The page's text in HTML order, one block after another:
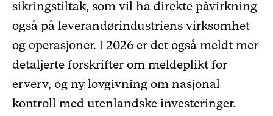
sikringstiltak, som vil ha direkte påvirkning
også på leverandørindustriens virksomhet
og operasjoner. I 2026 er det også meldt mer
detaljerte forskrifter om meldeplikt for
erverv, og ny lovgivning om nasjonal
kontroll med utenlandske investeringer.